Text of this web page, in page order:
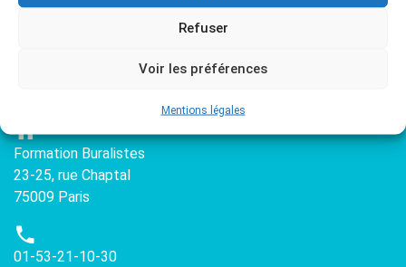
Refuser
Voir les préférences
Mentions légales
Formation Buralistes
23-25, rue Chaptal
75009 Paris
01-53-21-10-30